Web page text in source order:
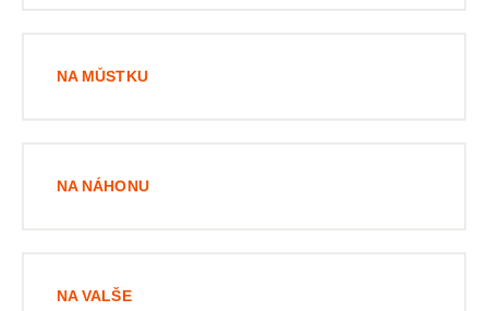
NA MŮSTKU
NA NÁHONU
NA VALŠE